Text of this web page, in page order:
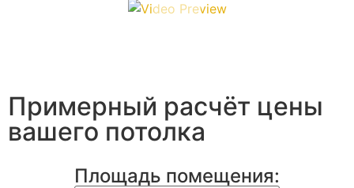
Примерный расчёт цены
вашего потолка
Площадь помещения: